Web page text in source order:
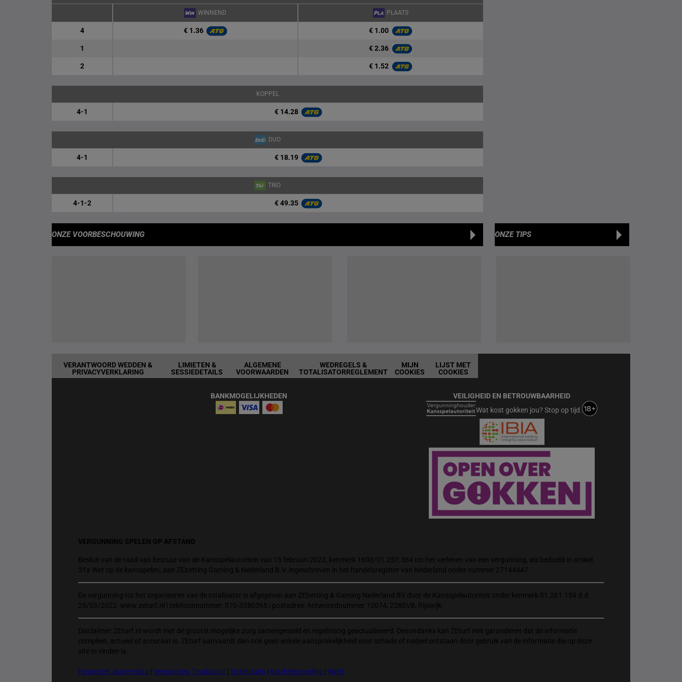
WINNEND PLAATS
4 € 1.36 € 1.00
1 € 2.36
2 € 1.52
KOPPEL
4-1 € 14.28
DUO
4-1 € 18.19
TRIO
4-1-2 € 49.35
ONZE VOORBESCHOUWING ONZE TIPS
VERANTWOORD WEDDEN &
PRIVACYVERKLARING
LIMIETEN &
SESSIEDETAILS
ALGEMENE
VOORWAARDEN
WEDREGELS &
TOTALISATORREGLEMENT
MIJN
COOKIES
LIJST MET
COOKIES
BANKMOGELIJKHEDEN
VEILIGHEID EN BETROUWBAARHEID
Wat kost gokken jou? Stop op tijd.
VERGUNNING SPELEN OP AFSTAND
Besluit van de raad van bestuur van de Kansspelautoriteit van 15 februari 2022, kenmerk 1600/01.257.364 tot het verlenen van een vergunning, als bedoeld in artikel
31a Wet op de kansspelen, aan ZEbetting Gaming & Nederland B.V. ingeschreven in het handelsregister van Nederland onder nummer 27144447.
De vergunning tot het organiseren van de totalisator is afgegeven aan ZEbetting & Gaming Nederland BV door de Kansspelautoriteit onder kenmerk 01.261.159 d.d.
25/03/2022. www.zeturf.nl | telefoonnummer: 070-3380365 | postadres: Antwoordnummer 10074, 2280VB, Rijswijk.
Disclaimer: ZEturf.nl wordt met de grootst mogelijke zorg samengesteld en regelmatig geactualiseerd. Desondanks kan ZEturf niet garanderen dat de informatie
compleet, actueel of accuraat is. ZEturf aanvaardt dan ook geen enkele aansprakelijkheid voor schade of nadeel ontstaan door gebruik van de informatie die op deze
site te vinden is.
Financieel Jaarverslag Vergunning Totalisator Ticketclaim Klachtenregeling Wwft